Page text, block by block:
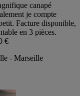
canapé
je compte
Facture disponible,
en 3 pièces.
€
- Marseille